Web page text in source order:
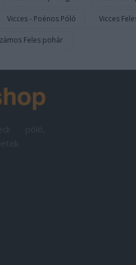
Vicces - Poénos Póló Vicces
Feles pohár